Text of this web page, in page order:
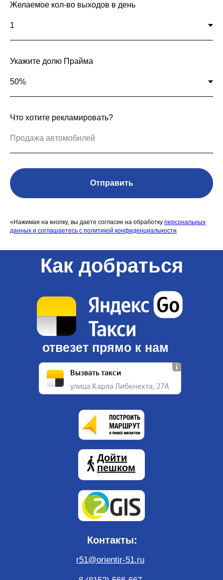
Желаемое кол-во выходов в день
Укажите долю Прайма
Что хотите рекламировать?
Отправить
«Нажимая на кнопку, вы даете согласие на обработку персональных
данных и соглашаетесь c политикой конфиденциальности
Как добраться
отвезет прямо к нам
Вызвать такси
улица Карла Либкнехта, 27А
Дойти
пешком
Контакты:
r51@orientir-51.ru